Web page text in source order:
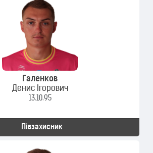
Галенков
Денис Ігорович
13.10.95
Півзахисник